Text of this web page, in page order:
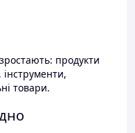
продукти
товари.